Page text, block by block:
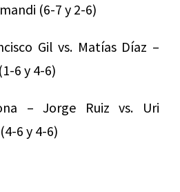
(6-7 y 2-6)
Gil vs. Matías Díaz –
6 y 4-6)
– Jorge Ruiz vs. Uri
6 y 4-6)